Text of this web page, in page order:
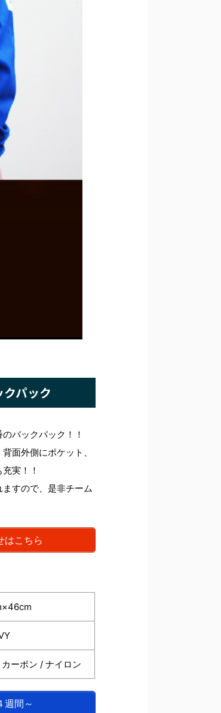
パック
バックパック！！
面外側にポケット、
実！！
すので、是非チーム
はこちら
ーボン / ナイロン
週間～